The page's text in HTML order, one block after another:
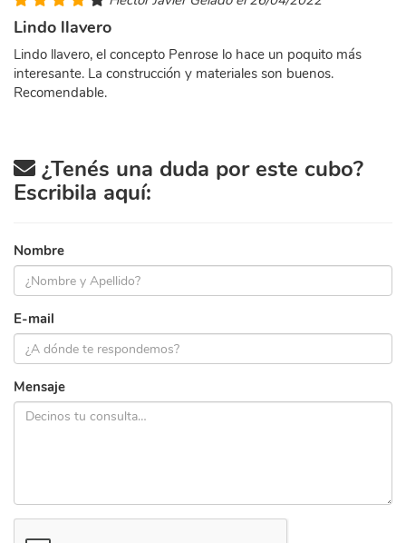
Lindo llavero
Lindo llavero, el concepto Penrose lo hace un poquito más
interesante. La construcción y materiales son buenos.
Recomendable.
¿Tenés una duda por este cubo?
Escribila aquí:
Nombre
E-mail
Mensaje